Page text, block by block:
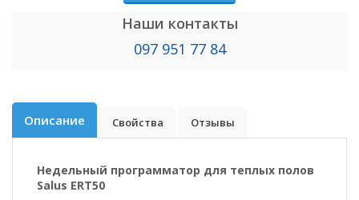
Наши контакты
097 951 77 84
Описание Свойства Отзывы
Недельный программатор для теплых полов
Salus ERT50